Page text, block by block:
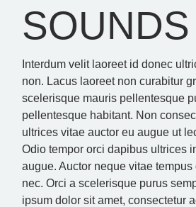
Interdum velit laoreet id donec
non. Lacus laoreet non curabitur
scelerisque mauris pellentesque
pellentesque habitant. Non
ultrices vitae auctor eu augue ut
Odio tempor orci dapibus ultrices
augue. Auctor neque vitae
nec. Orci a scelerisque purus
ipsum dolor sit amet, consectetur